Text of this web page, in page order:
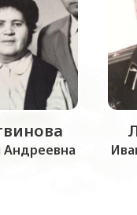
Андреевна